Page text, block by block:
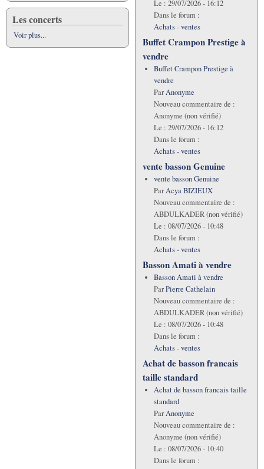
Les concerts
Voir plus...
Le : 29/07/2026 - 16:12
Dans le forum :
Achats - ventes
Buffet Crampon Prestige à
vendre
Buffet Crampon Prestige à
vendre
ParAnonyme
Nouveau commentaire de :
Anonyme (non vérifié)
Le : 29/07/2026 - 16:12
Dans le forum :
Achats - ventes
vente basson Genuine
vente basson Genuine
ParAcya BIZIEUX
Nouveau commentaire de :
ABDULKADER (non vérifié)
Le : 08/07/2026 - 10:48
Dans le forum :
Achats - ventes
Basson Amati à vendre
Basson Amati à vendre
ParPierre Cathelain
Nouveau commentaire de :
ABDULKADER (non vérifié)
Le : 08/07/2026 - 10:48
Dans le forum :
Achats - ventes
Achat de basson francais
taille standard
Achat de basson francais taille
standard
ParAnonyme
Nouveau commentaire de :
Anonyme (non vérifié)
Le : 08/07/2026 - 10:40
Dans le forum :